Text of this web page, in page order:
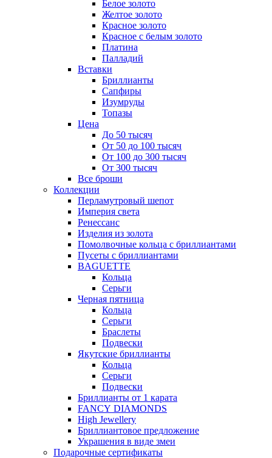
Белое золото
Желтое золото
Красное золото
Красное с белым золото
Платина
Палладий
Вставки
Бриллианты
Сапфиры
Изумруды
Топазы
Цена
До 50 тысяч
От 50 до 100 тысяч
От 100 до 300 тысяч
От 300 тысяч
Все броши
Коллекции
Перламутровый шепот
Империя света
Ренессанс
Изделия из золота
Помолвочные кольца с бриллиантами
Пусеты с бриллиантами
BAGUETTE
Кольца
Серьги
Черная пятница
Кольца
Серьги
Браслеты
Подвески
Якутские бриллианты
Кольца
Серьги
Подвески
Бриллианты от 1 карата
FANCY DIAMONDS
High Jewellery
Бриллиантовое предложение
Украшения в виде змеи
Подарочные сертификаты